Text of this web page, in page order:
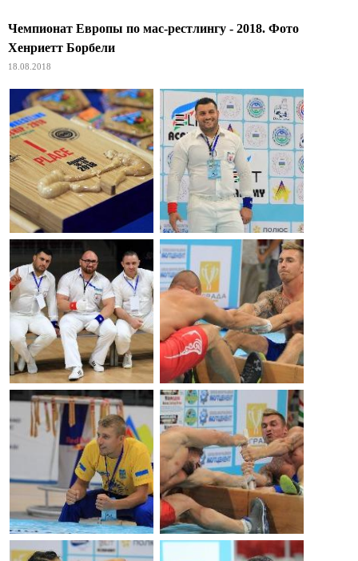
Чемпионат Европы по мас-рестлингу - 2018. Фото
Хенриетт Борбели
18.08.2018